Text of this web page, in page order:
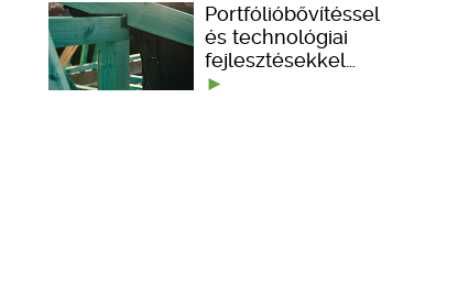
Portfólióbővítéssel
és technológiai
fejlesztésekkel…